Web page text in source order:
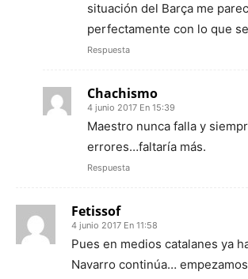
situación del Barça me
perfectamente con lo que
Respuesta
Chachismo
4 junio 2017 En 15:39
Maestro nunca falla y
errores…faltaría más.
Respuesta
Fetissof
4 junio 2017 En 11:58
Pues en medios catalanes ya
Navarro continúa…